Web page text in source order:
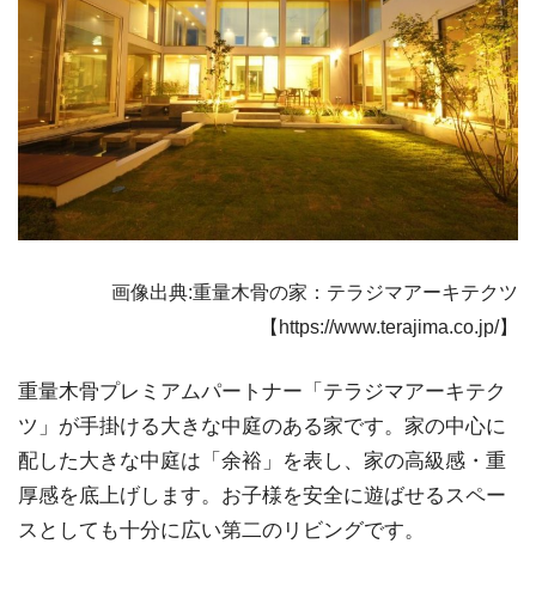
画像出典:重量木骨の家：テラジマアーキテクツ
【https://www.terajima.co.jp/】
重量木骨プレミアムパートナー「テラジマアーキテク
ツ」が手掛ける大きな中庭のある家です。家の中心に
配した大きな中庭は「余裕」を表し、家の高級感・重
厚感を底上げします。お子様を安全に遊ばせるスペー
スとしても十分に広い第二のリビングです。